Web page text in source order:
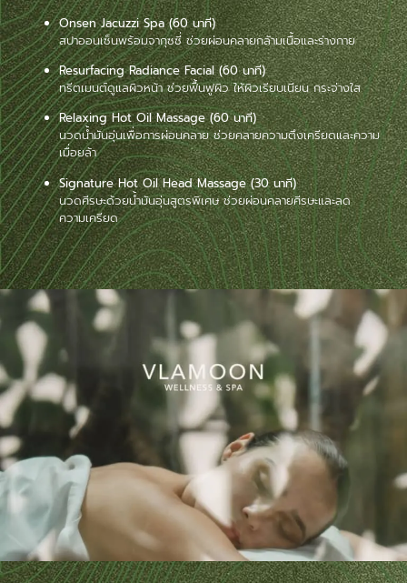
Onsen Jacuzzi Spa (60 นาที)
สปาออนเซ็นพร้อมจากุซซี่ ช่วยผ่อนคลายกล้ามเนื้อและร่างกาย
Resurfacing Radiance Facial (60 นาที)
ทรีตเมนต์ดูแลผิวหน้า ช่วยฟื้นฟูผิว ให้ผิวเรียบเนียน กระจ่างใส
Relaxing Hot Oil Massage (60 นาที)
นวดน้ำมันอุ่นเพื่อการผ่อนคลาย ช่วยคลายความตึงเครียดและความ
เมื่อยล้า
Signature Hot Oil Head Massage (30 นาที)
นวดศีรษะด้วยน้ำมันอุ่นสูตรพิเศษ ช่วยผ่อนคลายศีรษะและลด
ความเครียด